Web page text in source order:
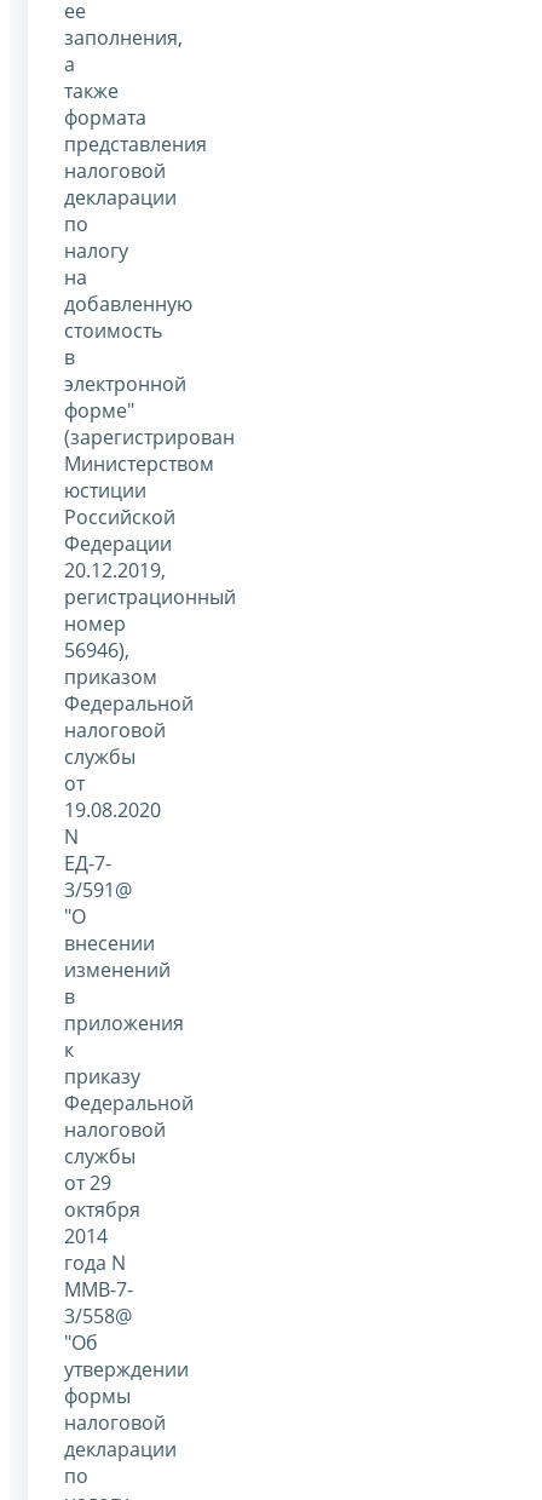
ее
заполнения,
а
также
формата
представления
налоговой
декларации
по
налогу
на
добавленную
стоимость
в
электронной
форме"
(зарегистрирован
Министерством
юстиции
Российской
Федерации
20.12.2019,
регистрационный
номер
56946),
приказом
Федеральной
налоговой
службы
от
19.08.2020
N
ЕД-7-
3/591@
"О
внесении
изменений
в
приложения
к
приказу
Федеральной
налоговой
службы
от 29
октября
2014
года N
ММВ-7-
3/558@
"Об
утверждении
формы
налоговой
декларации
по